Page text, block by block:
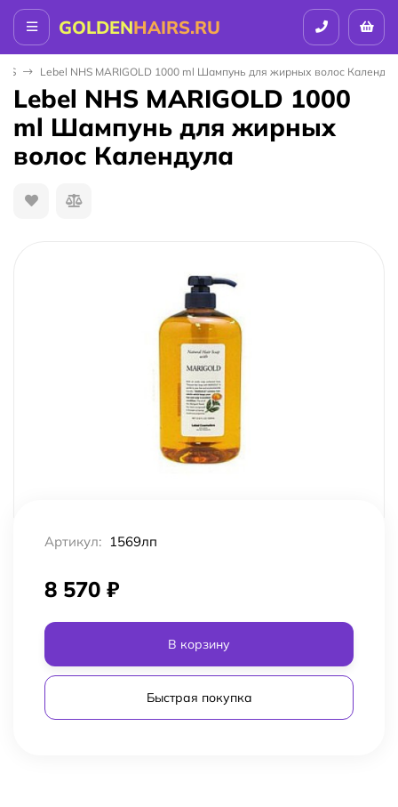
GOLDENHAIRS.RU
Lebel NHS MARIGOLD 1000 ml Шампунь для жирных волос
Lebel NHS MARIGOLD 1000
ml Шампунь для жирных
волос Календула
Артикул: 1569лп
8 570 ₽
В корзину
Быстрая покупка